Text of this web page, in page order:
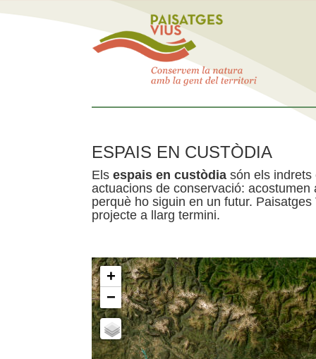
ESPAIS EN CUSTÒDIA
Els espais en custòdia són els indrets
actuacions de conservació:
perquè ho siguin en un futur.
projecte a llarg termini.
+
−